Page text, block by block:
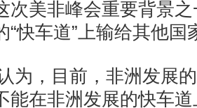
次美非峰会重要背景
“快车道”上输给其他国
，目前，非洲发展的
能在非洲发展的快车